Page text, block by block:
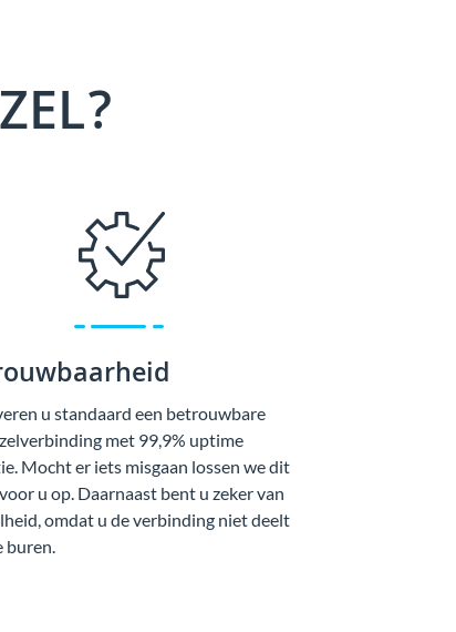
u standaard een betrouwbare
met 99,9% uptime
Mocht er iets misgaan lossen we dit
u op. Daarnaast bent u zeker van
omdat u de verbinding niet deelt
buren.